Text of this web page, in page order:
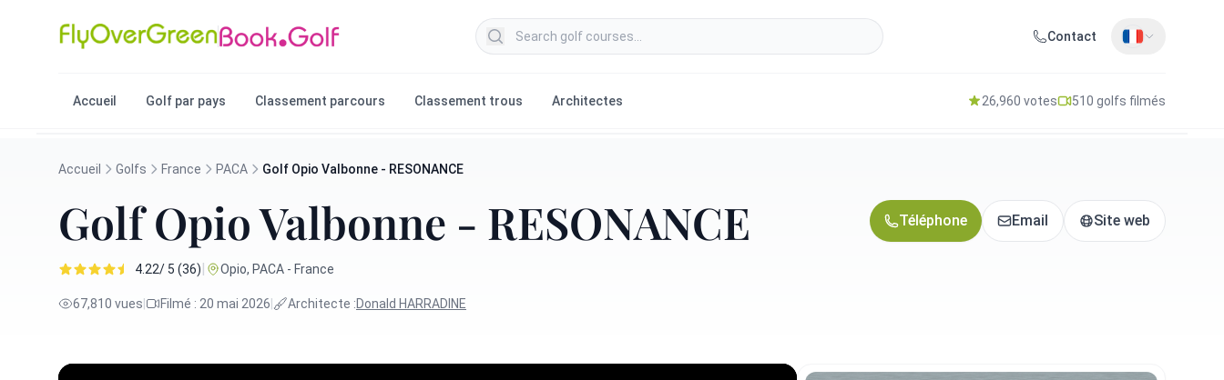
Search golf courses Contact
Accueil Golf par pays Classement parcours Classement trous Architectes 26,960 votes 510 golfs filmés
Accueil Golfs France PACA Golf Opio Valbonne - RESONANCE
Golf Opio Valbonne - RESONANCE
4.22/ 5 (36)| Opio, PACA - France
67,810 vues Filmé : 20 mai 2026 Architecte :Donald HARRADINE
Téléphone Email Site web